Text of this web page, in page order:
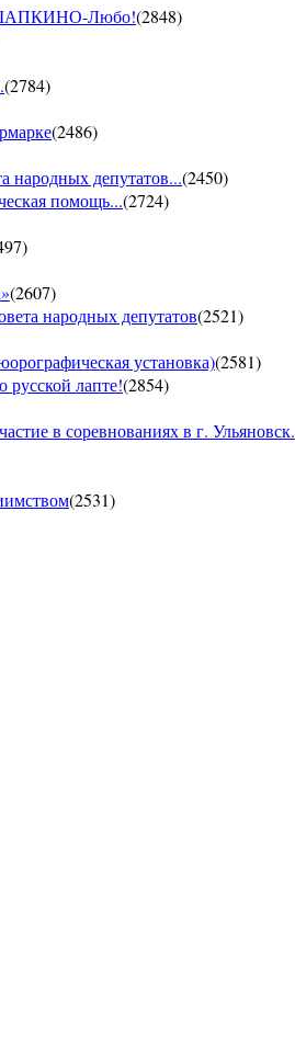
ШАПКИНО-Любо!(2848)
(2784)
(2486)
народных депутатов...(2450)
помощь...(2724)
)
(2607)
народных депутатов(2521)
установка)(2581)
русской лапте!(2854)
в соревнованиях в г. Ульяновск.
(2531)